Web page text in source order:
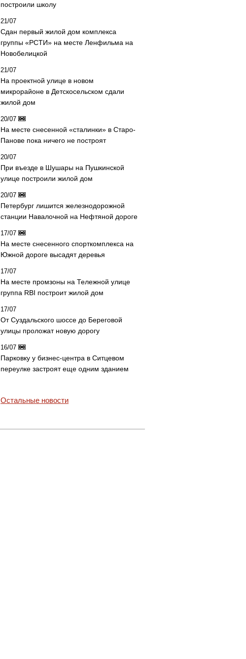
построили школу
21/07
Сдан первый жилой дом комплекса
группы «РСТИ» на месте Ленфильма на
Новобелицкой
21/07
На проектной улице в новом
микрорайоне в Детскосельском сдали
жилой дом
20/07
На месте снесенной «сталинки» в Старо-
Панове пока ничего не построят
20/07
При въезде в Шушары на Пушкинской
улице построили жилой дом
20/07
Петербург лишится железнодорожной
станции Навалочной на Нефтяной дороге
17/07
На месте снесенного спорткомплекса на
Южной дороге высадят деревья
17/07
На месте промзоны на Тележной улице
группа RBI построит жилой дом
17/07
От Суздальского шоссе до Береговой
улицы проложат новую дорогу
16/07
Парковку у бизнес-центра в Ситцевом
переулке застроят еще одним зданием
Остальные новости